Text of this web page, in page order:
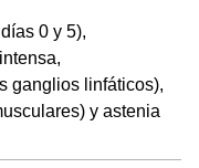
0 y 5),
ganglios linfáticos),
y astenia